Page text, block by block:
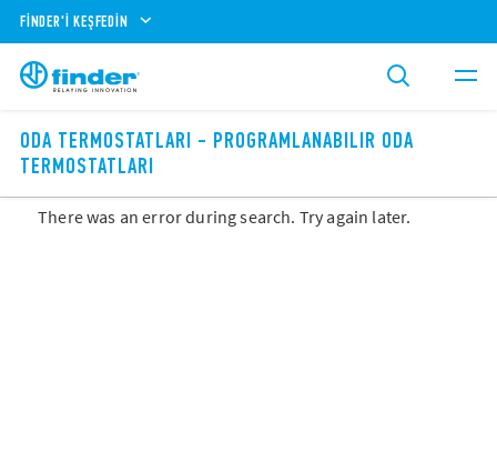
FINDER'I KEŞFEDIN
ODA TERMOSTATLARI - PROGRAMLANABILIR ODA
TERMOSTATLARI
There was an error during search. Try again later.